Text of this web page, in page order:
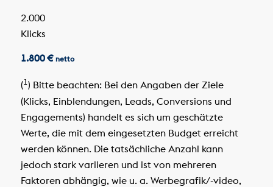
2.000
Klicks
1.800 € netto
(1) Bitte beachten: Bei den Angaben der Ziele
(Klicks, Einblendungen, Leads, Conversions und
Engagements) handelt es sich um geschätzte
Werte, die mit dem eingesetzten Budget erreicht
werden können. Die tatsächliche Anzahl kann
jedoch stark variieren und ist von mehreren
Faktoren abhängig, wie u. a. Werbegrafik/-video,